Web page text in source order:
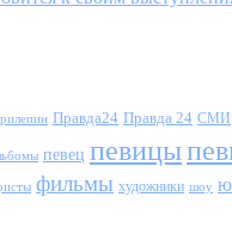
Правда24 Правда 24 СМИ
певец певицы
фильмы художники шоу